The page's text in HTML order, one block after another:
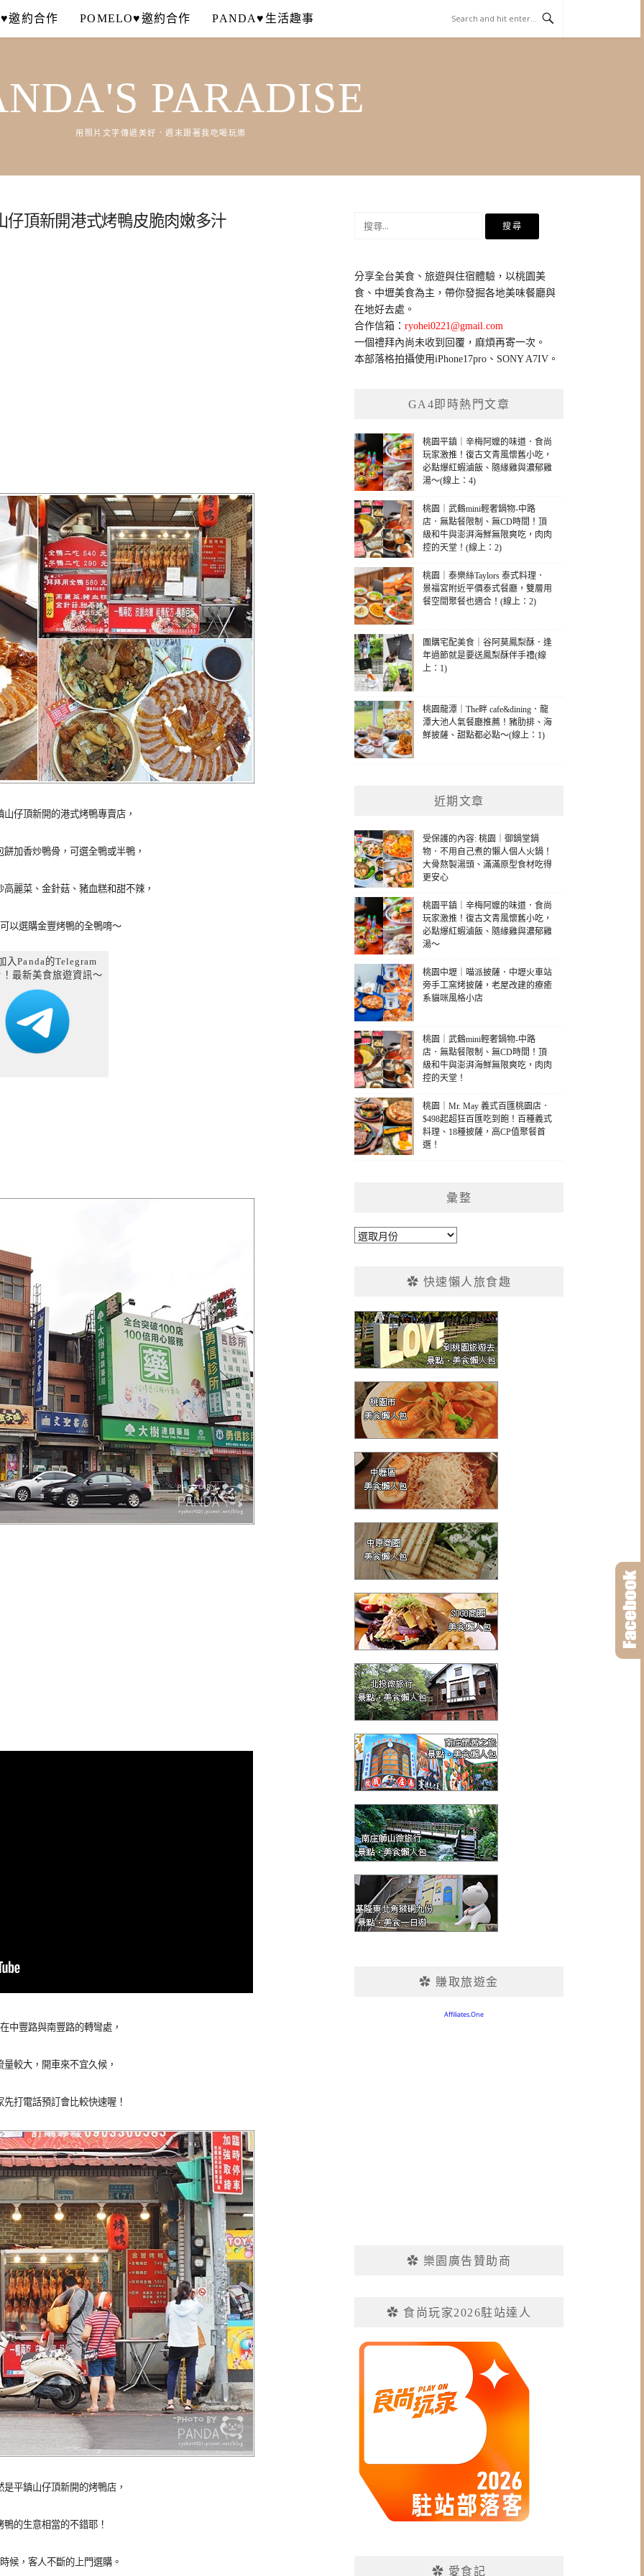
邀約合作 POMELO♥邀約合作 PANDA♥生活趣事
PARADISE
用照片文字傳遞美好．週末跟著我吃喝玩樂
頂新開港式烤鴨皮脆肉嫩多汁
山仔頂新開的港式烤鴨專賣店，
加香炒鴨骨，可選全鴨或半鴨，
麗菜、金針菇、豬血糕和甜不辣，
以選購金豐烤鴨的全鴨唷～
入Panda的Telegram
最新美食旅遊資訊～
中豐路與南豐路的轉彎處，
量較大，開車來不宜久候，
先打電話預訂會比較快速喔！
是平鎮山仔頂新開的烤鴨店，
鴨的生意相當的不錯耶！
候，客人不斷的上門選購。
鍵
字:
分享全台美食、旅遊與住宿體驗，以桃園美
食、中壢美食為主，帶你發掘各地美味餐廳與
在地好去處。
合作信箱：ryohei0221@gmail.com
一個禮拜內尚未收到回覆，麻煩再寄一次。
本部落格拍攝使用iPhone17pro、SONY A7IV。
GA4即時熱門文章
桃園平鎮｜辛梅阿嬤的味道．食尚
玩家激推！復古文青風懷舊小吃，
必點爆紅蝦滷飯、隨緣雞與濃郁雞
湯～(線上：4)
桃園｜武鶴mini輕奢鍋物-中路
店．無點餐限制、無CD時間！頂
級和牛與澎湃海鮮無限爽吃，肉肉
控的天堂！(線上：2)
桃園｜泰樂絲Taylors 泰式料理．
景福宮附近平價泰式餐廳，雙層用
餐空間聚餐也適合！(線上：2)
團購宅配美食｜谷阿莫鳳梨酥．逢
年過節就是要送鳳梨酥伴手禮(線
上：1)
桃園龍潭｜The畔 cafe&dining．龍
潭大池人氣餐廳推薦！豬肋排、海
鮮披薩、甜點都必點～(線上：1)
近期文章
受保護的內容: 桃園｜御鍋堂鍋
物．不用自己煮的懶人個人火鍋！
大骨熬製湯頭、滿滿原型食材吃得
更安心
桃園平鎮｜辛梅阿嬤的味道．食尚
玩家激推！復古文青風懷舊小吃，
必點爆紅蝦滷飯、隨緣雞與濃郁雞
湯～
桃園中壢｜喵派披薩．中壢火車站
旁手工窯烤披薩，老屋改建的療癒
系貓咪風格小店
桃園｜武鶴mini輕奢鍋物-中路
店．無點餐限制、無CD時間！頂
級和牛與澎湃海鮮無限爽吃，肉肉
控的天堂！
桃園｜Mr. May 義式百匯桃園店．
$498起超狂百匯吃到飽！百種義式
料理、18種披薩，高CP值聚餐首
選！
彙整
彙
✿ 快速懶人旅食趣
✿ 賺取旅遊金
✿ 樂園廣告贊助商
✿ 食尚玩家2026駐站達人
✿ 愛食記